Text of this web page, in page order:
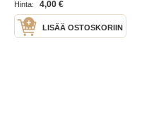
Hinta:
4,00 €
LISÄÄ OSTOSKORIIN